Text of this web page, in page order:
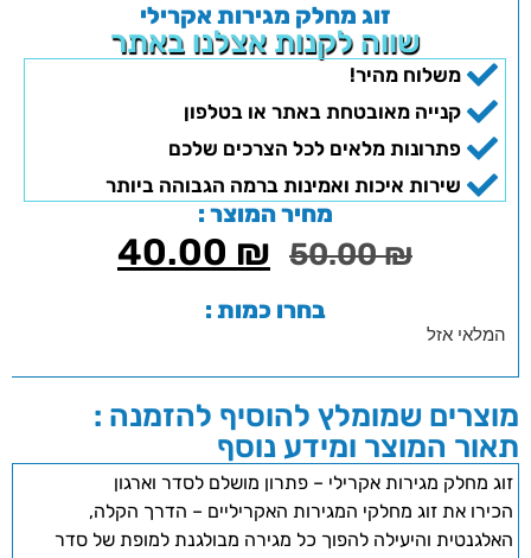
זוג מחלק מגירות אקרילי
שווה לקנות אצלנו באתר
משלוח מהיר!
קנייה מאובטחת באתר או בטלפון
פתרונות מלאים לכל הצרכים שלכם
שירות איכות ואמינות ברמה הגבוהה ביותר
מחיר המוצר :
50.00₪
40.00 ₪
בחרו כמות :
המלאי אזל
מוצרים שמומלץ להוסיף להזמנה :
תאור המוצר ומידע נוסף
זוג מחלק מגירות אקרילי – פתרון מושלם לסדר וארגון
הכירו את זוג מחלקי המגירות האקריליים – הדרך הקלה,
האלגנטית והיעילה להפוך כל מגירה מבולגנת למופת של סדר